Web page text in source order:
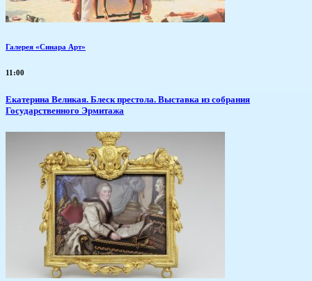
Галерея «Синара Арт»
11:00
Екатерина Великая. Блеск престола. Выставка из собрания
Государственного Эрмитажа